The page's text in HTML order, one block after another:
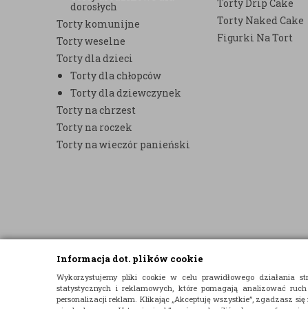
Informacja dot. plików cookie
Wykorzystujemy pliki cookie w celu prawidłowego działania
statystycznych i reklamowych, które pomagają analizować
personalizacji reklam. Klikając „Akceptuję wszystkie”, zgadzasz
dorosłych
Torty komunijne
Torty weselne
Torty dla dzieci
Torty dla chłopców
Torty dla dziewczynek
Torty na chrzest
Torty na roczek
Torty na wieczór panieński
Torty Drip Cake
Torty Naked Cake
Figurki Na Tort
© 2015 E-TORT.PL - WSZELKIE PRAWA ZASTRZEŻONE
PROJEKT I OPROGRAMOWANIE SKLEPU:EBEXO